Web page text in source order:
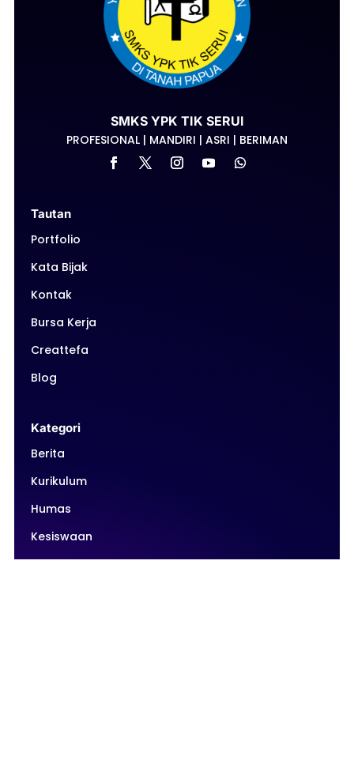
SMKS YPK TIK SERUI
PROFESIONAL | MANDIRI | ASRI | BERIMAN
Tautan
Portfolio
Kata Bijak
Kontak
Bursa Kerja
Creattefa
Blog
Kategori
Berita
Kurikulum
Humas
Kesiswaan
Intrakurikuler